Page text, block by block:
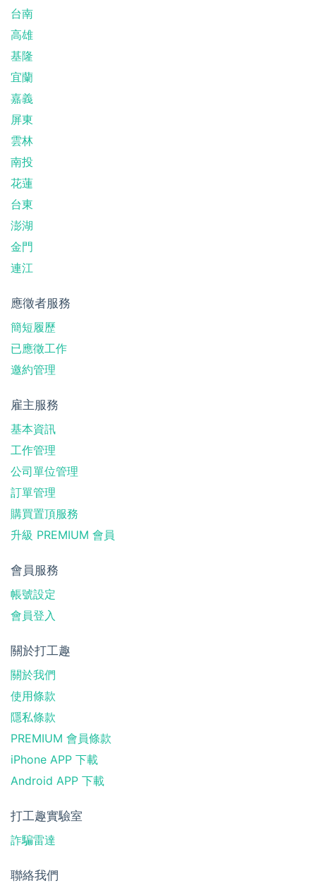
台南
高雄
基隆
宜蘭
嘉義
屏東
雲林
南投
花蓮
台東
澎湖
金門
連江
應徵者服務
簡短履歷
已應徵工作
邀約管理
雇主服務
基本資訊
工作管理
公司單位管理
訂單管理
購買置頂服務
升級 PREMIUM 會員
會員服務
帳號設定
會員登入
關於打工趣
關於我們
使用條款
隱私條款
PREMIUM 會員條款
iPhone APP 下載
Android APP 下載
打工趣實驗室
詐騙雷達
聯絡我們